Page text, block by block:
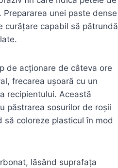
unei paste dense
curățare capabil să pătrundă
de acționare de câteva ore
frecarea ușoară cu un
recipientului. Această
păstrarea sosurilor de roșii
coloreze plasticul în mod
lăsând suprafața